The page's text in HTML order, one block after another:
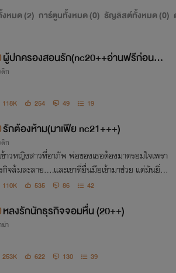
หมด (2) การ์ตูนทั้งหมด (0) ธัญลิสต์ทั้งหมด (0)
ผู้ปกครองสอนรัก(nc20++อ่านฟรีก่อนติด
เหรียญ...)
ก
118K 254 49 19
รักต้องห้าม(มาเฟีย nc21+++)
ก
าวหญิงสาวที่อาภัพ พ่อของเธอต้องมาตรอมใจเพรา
กิจล้มละลาย....และเขาที่ยื่นมือเข้ามาช่วย แต่มันยิ่ง
ห้จิตใจเธอถูกทำร้ายไปมากกว่าเดิม
110K 535 86 42
หลงรักนักธุรกิจจอมหื่น (20++)
า
253K 622 130 39